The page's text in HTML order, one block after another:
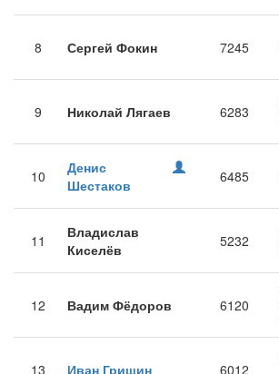
8 Сергей Фокин 7245
9 Николай Лягаев 6283
10
Денис
Шестаков
6485
11
Владислав
Киселёв
5232
12 Вадим Фёдоров 6120
13 Иван Гришин 6012